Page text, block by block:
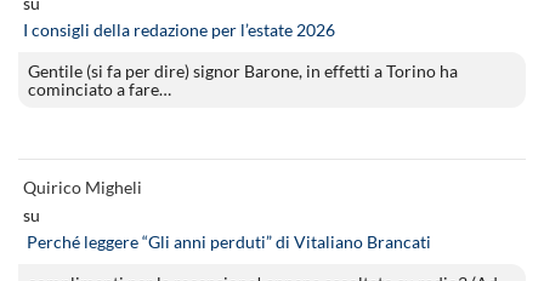
I consigli della redazione per l’estate 2026
Gentile (si fa per dire) signor Barone, in effetti a Torino ha
cominciato a fare…
Quirico Migheli
su
Perché leggere “Gli anni perduti” di Vitaliano Brancati